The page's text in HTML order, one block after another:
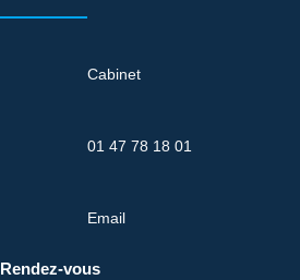
Cabinet
01 47 78 18 01
Email
Rendez-vous